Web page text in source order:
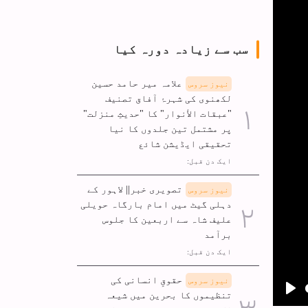
سب سے زیادہ دورہ کیا
نیوز سروس
علامہ میر حامد حسین
لکھنوی کی شہرۂ آفاق تصنیف
"عبقات الأنوار" کا "حدیثِ منزلت"
پر مشتمل تین جلدوں کا نیا
تحقیقی ایڈیشن شائع
ایک دن قبل:
نیوز سروس
تصویری خبر|| لاہور کے
دہلی گیٹ میں امام بارگاہ حویلی
علیف شاہ سے اربعین کا جلوس
برآمد
ایک دن قبل:
نیوز سروس
حقوقِ انسانی کی
تنظیموں کا بحرین میں شیعہ